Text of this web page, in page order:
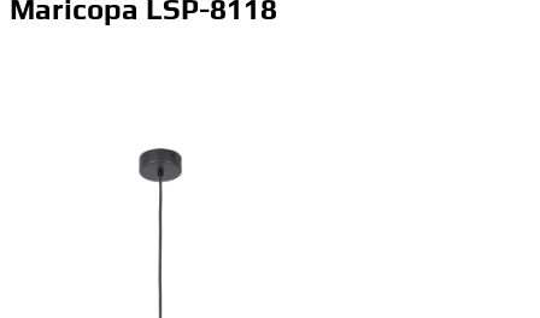
Maricopa LSP-8118